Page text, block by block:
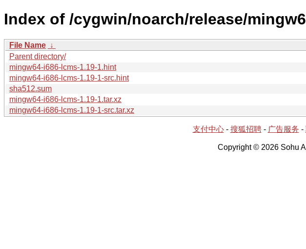
Index of /cygwin/noarch/release/
File Name ↓
Parent directory/
mingw64-i686-lcms-1.19-1.hint
mingw64-i686-lcms-1.19-1-src.hint
sha512.sum
mingw64-i686-lcms-1.19-1.tar.xz
mingw64-i686-lcms-1.19-1-src.tar.xz
支付中心- 搜狐招聘- 广告服务 -
Copyright © 2026 Sohu